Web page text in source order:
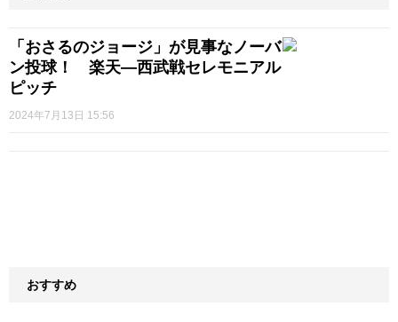
「おさるのジョージ」が見事なノーバ
ン投球！ 楽天―西武戦セレモニアル
ピッチ
2024年7月13日 15:56
おすすめ